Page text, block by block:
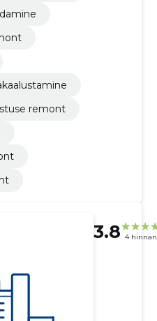
remont
3.8 4